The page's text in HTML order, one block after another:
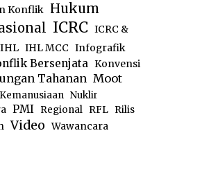
Konflik Hukum
ICRC ICRC &
IHL IHL MCC Infografik
Bersenjata Konvensi
Tahanan Moot
Nuklir
PMI Regional RFL
Rilis
Video Wawancara